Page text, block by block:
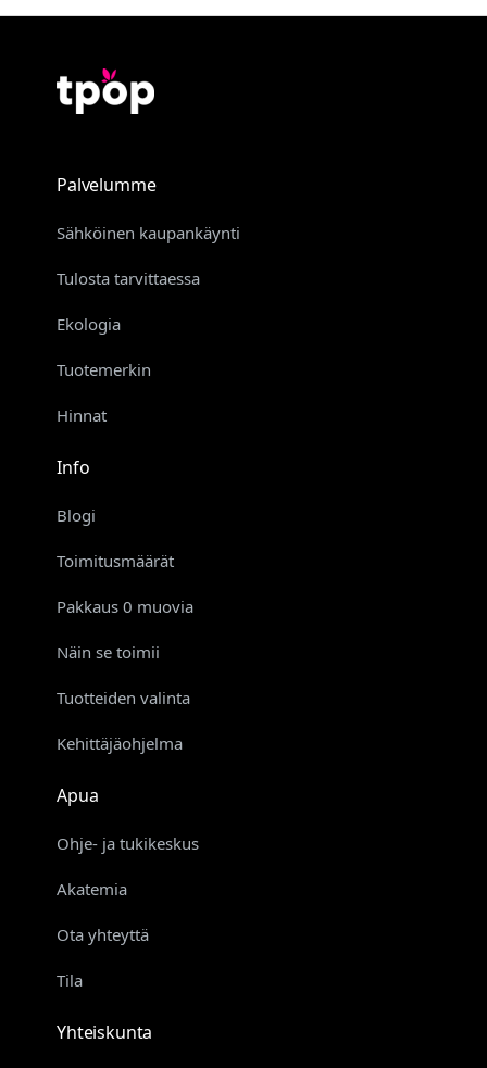
Palvelumme
Sähköinen kaupankäynti
Tulosta tarvittaessa
Ekologia
Tuotemerkin
Hinnat
Info
Blogi
Toimitusmäärät
Pakkaus 0 muovia
Näin se toimii
Tuotteiden valinta
Kehittäjäohjelma
Apua
Ohje- ja tukikeskus
Akatemia
Ota yhteyttä
Tila
Yhteiskunta